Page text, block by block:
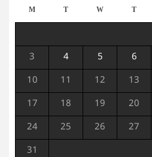
M T W T
3 4 5 6
10 11 12 13
17 18 19 20
24 25 26 27
31